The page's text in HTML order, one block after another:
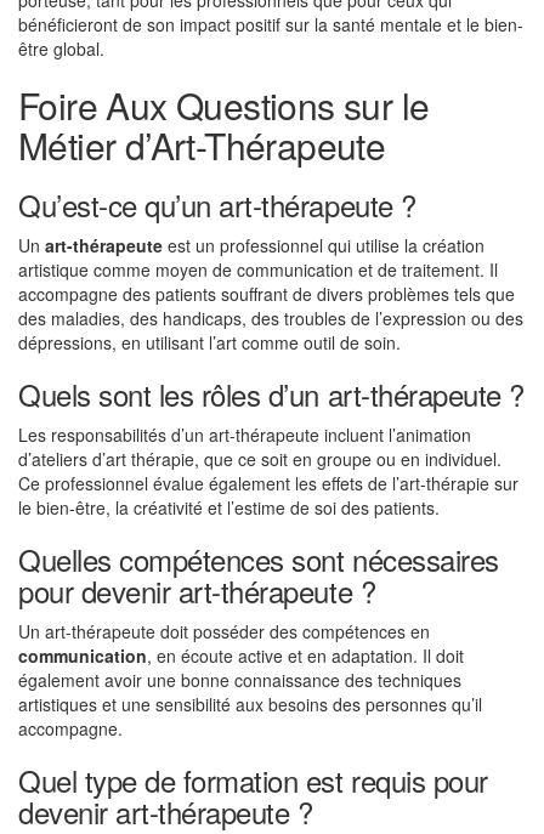
bénéficieront de son impact positif sur la santé mentale et le bien-
être global.
Foire Aux Questions sur le
Métier d’Art-Thérapeute
Qu’est-ce qu’un art-thérapeute ?
Un art-thérapeute est un professionnel qui utilise la création
artistique comme moyen de communication et de traitement. Il
accompagne des patients souffrant de divers problèmes tels que
des maladies, des handicaps, des troubles de l’expression ou des
dépressions, en utilisant l’art comme outil de soin.
Quels sont les rôles d’un art-thérapeute ?
Les responsabilités d’un art-thérapeute incluent l’animation
d’ateliers d’art thérapie, que ce soit en groupe ou en individuel.
Ce professionnel évalue également les effets de l’art-thérapie sur
le bien-être, la créativité et l’estime de soi des patients.
Quelles compétences sont nécessaires
pour devenir art-thérapeute ?
Un art-thérapeute doit posséder des compétences en
communication, en écoute active et en adaptation. Il doit
également avoir une bonne connaissance des techniques
artistiques et une sensibilité aux besoins des personnes qu’il
accompagne.
Quel type de formation est requis pour
devenir art-thérapeute ?